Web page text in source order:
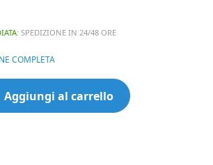
: SPEDIZIONE IN 24/48 ORE
COMPLETA
Aggiungi al carrello